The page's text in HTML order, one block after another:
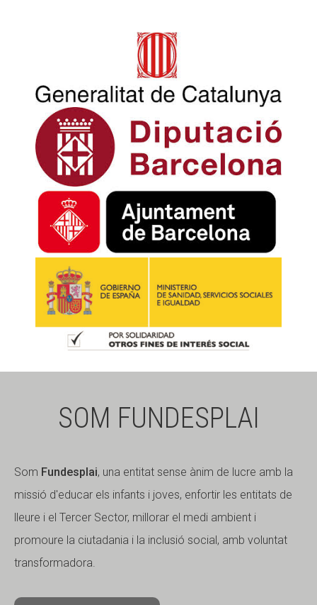
SOM FUNDESPLAI
Som Fundesplai, una entitat sense ànim de lucre amb la
missió d'educar els infants i joves, enfortir les entitats de
lleure i el Tercer Sector, millorar el medi ambient i
promoure la ciutadania i la inclusió social, amb voluntat
transformadora.